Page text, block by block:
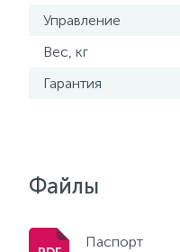
Управление
Вес, кг
Гарантия
Файлы
Паспорт